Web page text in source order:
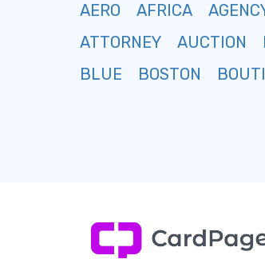
AERO
AFRICA
ATTORNEY
AUCTION
BLUE
BOSTON